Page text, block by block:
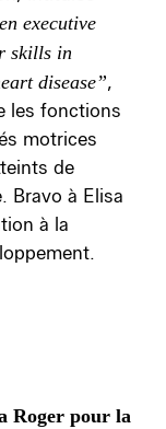
executive
skills in
disease”,
les fonctions
motrices
de
Bravo à Elisa
à la
Roger pour la